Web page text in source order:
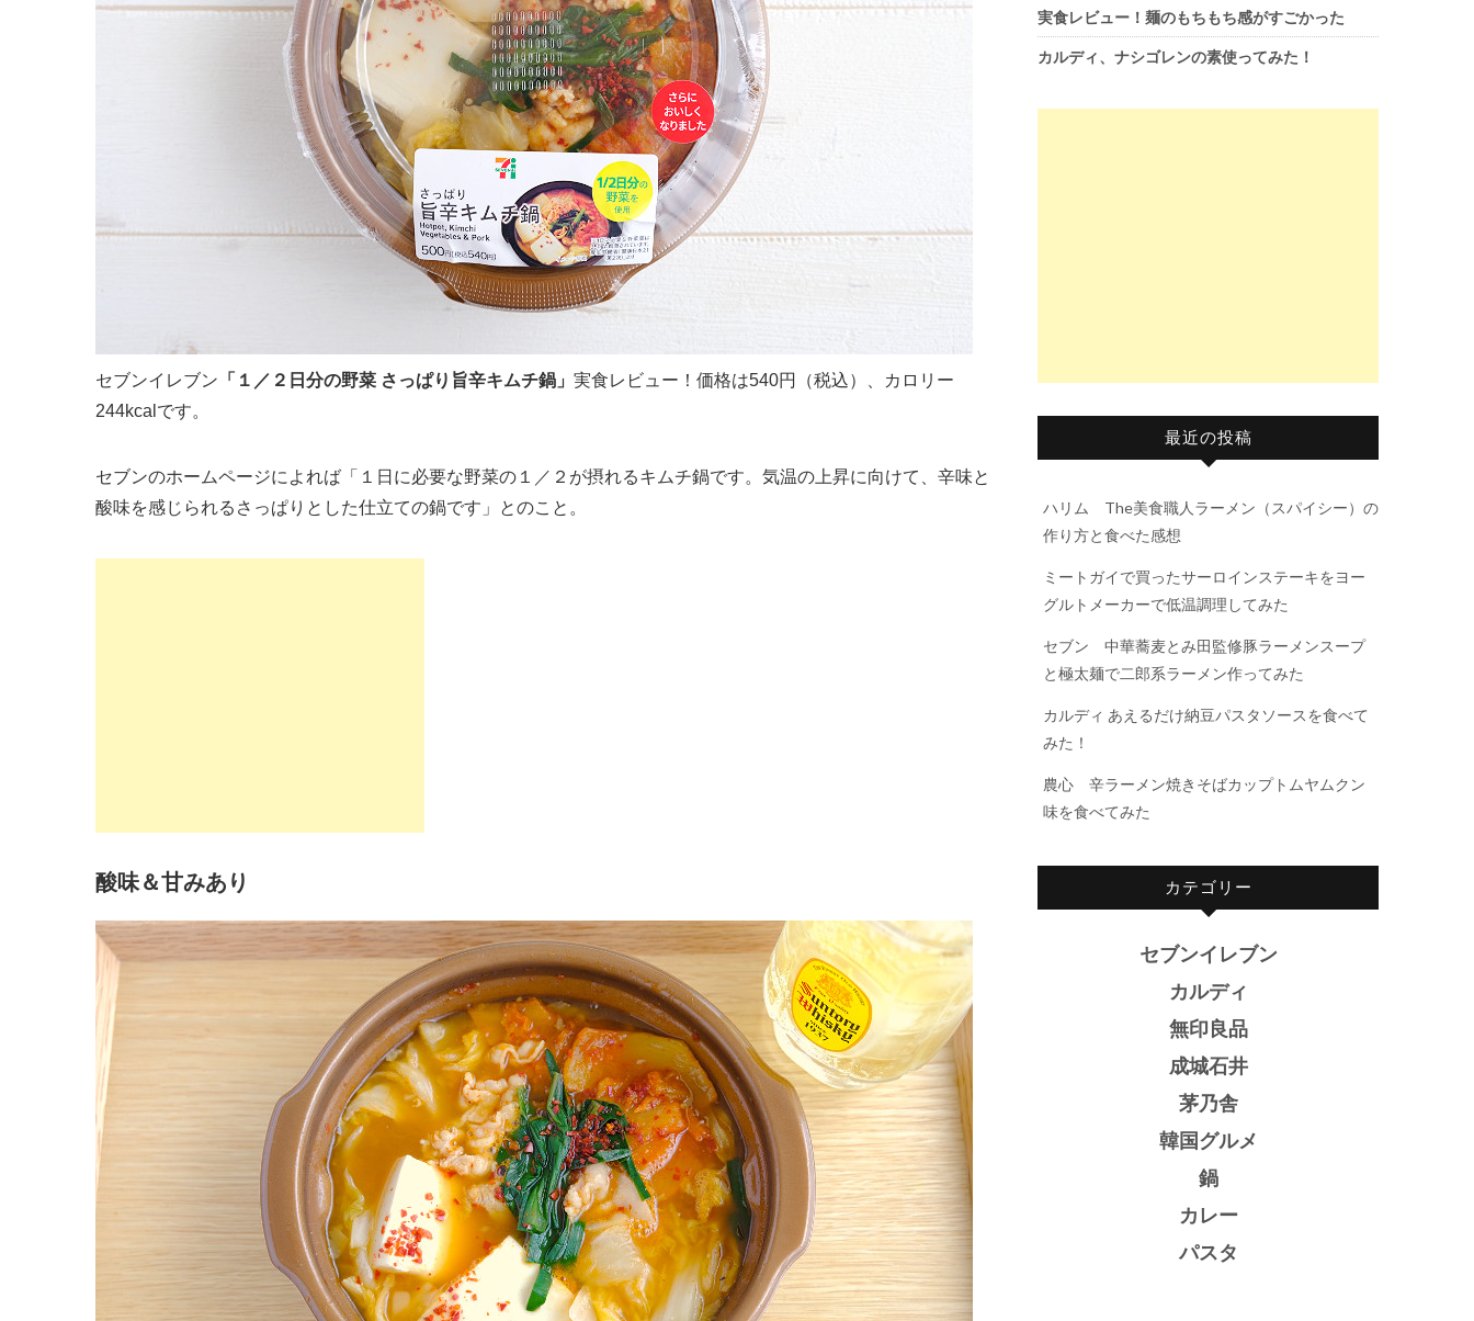
セブンイレブン 「１／２日分の野菜 さっぱり旨辛キムチ鍋」 実食レビュー！価格は540円（税込）、カロリー
244kcalです。
セブンのホームページによれば「１日に必要な野菜の１／２が摂れるキムチ鍋です。気温の上昇に向けて、辛味と
酸味を感じられるさっぱりとした仕立ての鍋です」とのこと。
酸味＆甘みあり
実食レビュー！麺のもちもち感がすごかった
カルディ、ナシゴレンの素使ってみた！
最近の投稿
ハリム The美食職人ラーメン（スパイシー）の
作り方と食べた感想
ミートガイで買ったサーロインステーキをヨー
グルトメーカーで低温調理してみた
セブン 中華蕎麦とみ田監修豚ラーメンスープ
と極太麺で二郎系ラーメン作ってみた
カルディ あえるだけ納豆パスタソースを食べて
みた！
農心 辛ラーメン焼きそばカップトムヤムクン
味を食べてみた
カテゴリー
セブンイレブン
カルディ
無印良品
成城石井
茅乃舎
韓国グルメ
鍋
カレー
パスタ